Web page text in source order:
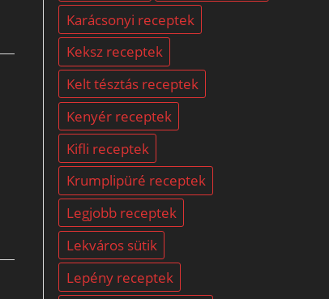
Karácsonyi receptek
Keksz receptek
Kelt tésztás receptek
Kenyér receptek
Kifli receptek
Krumplipüré receptek
Legjobb receptek
Lekváros sütik
Lepény receptek